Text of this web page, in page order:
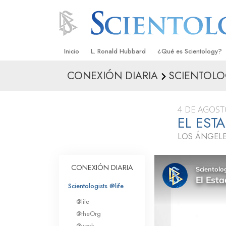
Inicio L. Ronald Hubbard ¿Qué es Scientology?
Creencias y Prácticas
Qué dicen los
Scientology
Conoce a un
Dentro de una Iglesia
Los Principios
CONEXIÓN DIARIA
4 DE
EL
LOS
CONEXIÓN DIARIA
Scientologists @life
@life
@theOrg